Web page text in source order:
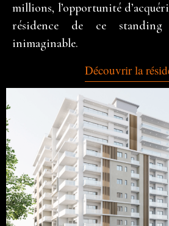
millions, l’opportunité
résidence de ce standing
inimaginable.
Découvrir la